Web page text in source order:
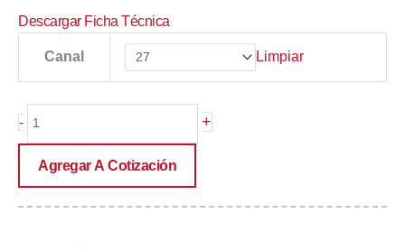
Descargar Ficha Técnica
Canal Limpiar
-
SFP10G-
+
Agregar A Cotización